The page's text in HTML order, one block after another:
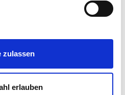
zulassen
erlauben
Anmeldung